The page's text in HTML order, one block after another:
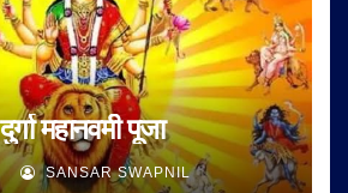
महानवमी पूजा
SANSAR SWAPNIL